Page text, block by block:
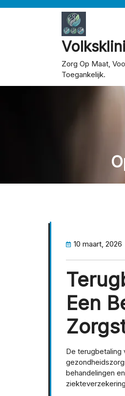
Zorg Op Maat,
Toegankelijk.
10 maart, 2026
Een
De terugbetaling
behandelingen